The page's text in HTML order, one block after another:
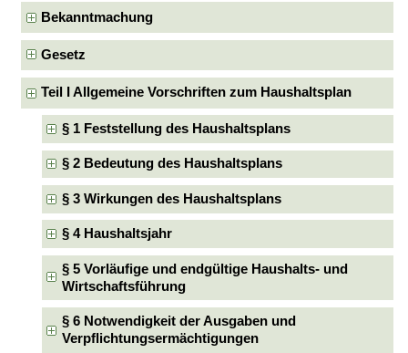
Bekanntmachung
Gesetz
Teil I Allgemeine Vorschriften zum Haushaltsplan
§ 1 Feststellung des Haushaltsplans
§ 2 Bedeutung des Haushaltsplans
§ 3 Wirkungen des Haushaltsplans
§ 4 Haushaltsjahr
§ 5 Vorläufige und endgültige Haushalts- und
Wirtschaftsführung
§ 6 Notwendigkeit der Ausgaben und
Verpflichtungsermächtigungen